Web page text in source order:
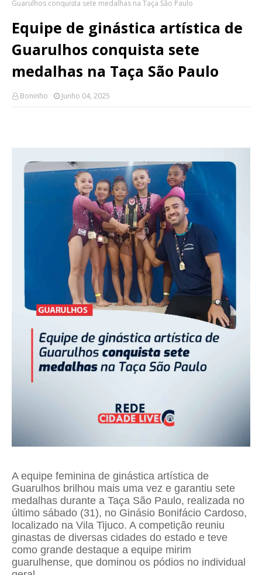
Guarulhos conquista sete medalhas na Taça São Paulo
Equipe de ginástica artística de
Guarulhos conquista sete
medalhas na Taça São Paulo
Boninho Junho 04, 2025
A equipe feminina de ginástica artística de
Guarulhos brilhou mais uma vez e garantiu sete
medalhas durante a Taça São Paulo, realizada no
último sábado (31), no Ginásio Bonifácio Cardoso,
localizado na Vila Tijuco. A competição reuniu
ginastas de diversas cidades do estado e teve
como grande destaque a equipe mirim
guarulhense, que dominou os pódios no individual